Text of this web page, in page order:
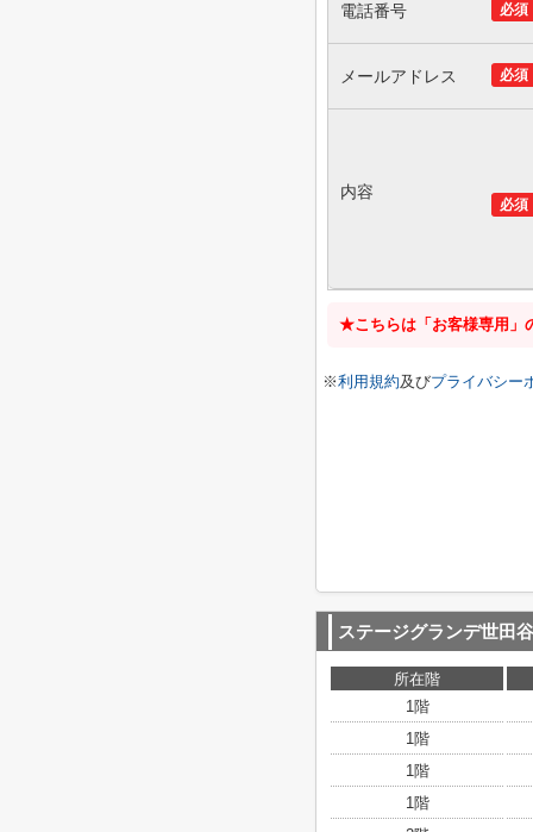
必須
電話番号
必須
メールアドレス
必須
内容
★こちらは「お客様専用」
※利用規約及びプライバシー
ステージグランデ世田
所在階
1階
1階
1階
1階